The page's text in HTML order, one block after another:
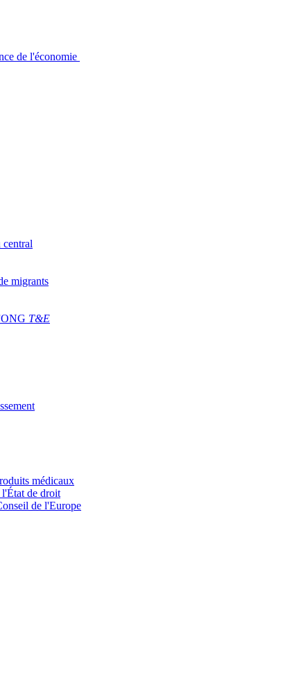
de l'économie
central
migrants
T&E
médicaux
l'État de droit
de l'Europe